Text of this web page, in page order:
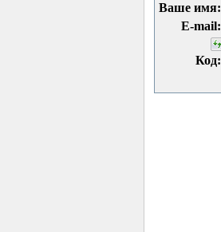
Ваше имя:
E-mail:
Код: